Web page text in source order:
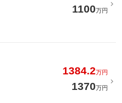
1100万円
1384.2万円
1370万円